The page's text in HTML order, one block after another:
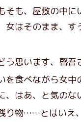
も、屋敷の中
女はそのまま、
う思います、啓吾
食べながら女
はあ、と気のな
り物……とはいえ